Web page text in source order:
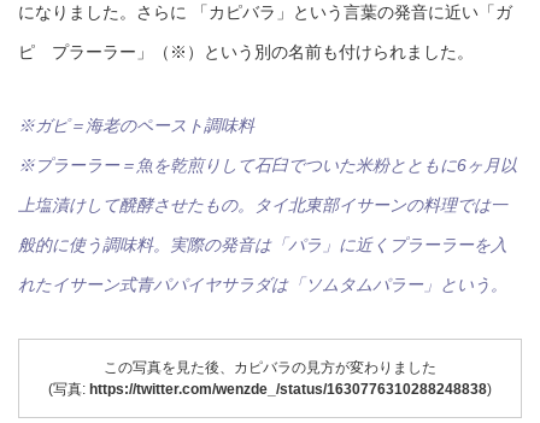
になりました。さらに 「カピバラ」という言葉の発音に近い「ガ
ピ プラーラー」（※）という別の名前も付けられました。
※ガピ＝海老のペースト調味料
※プラーラー＝魚を乾煎りして石臼でついた米粉とともに6ヶ月以
上塩漬けして醗酵させたもの。タイ北東部イサーンの料理では一
般的に使う調味料。実際の発音は「パラ」に近くプラーラーを入
れたイサーン式青パパイヤサラダは「ソムタムパラー」という。
この写真を見た後、カピバラの見方が変わりました
(写真: https://twitter.com/wenzde_/status/1630776310288248838)